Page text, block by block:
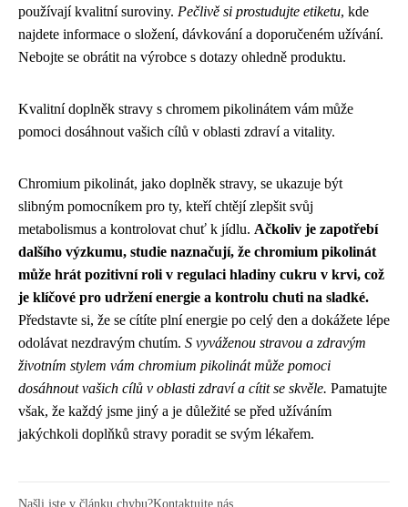
používají kvalitní suroviny. Pečlivě si prostudujte etiketu, kde
najdete informace o složení, dávkování a doporučeném užívání.
Nebojte se obrátit na výrobce s dotazy ohledně produktu.
Kvalitní doplněk stravy s chromem pikolinátem vám může
pomoci dosáhnout vašich cílů v oblasti zdraví a vitality.
Chromium pikolinát, jako doplněk stravy, se ukazuje být
slibným pomocníkem pro ty, kteří chtějí zlepšit svůj
metabolismus a kontrolovat chuť k jídlu. Ačkoliv je zapotřebí
dalšího výzkumu, studie naznačují, že chromium pikolinát
může hrát pozitivní roli v regulaci hladiny cukru v krvi, což
je klíčové pro udržení energie a kontrolu chuti na sladké.
Představte si, že se cítíte plní energie po celý den a dokážete lépe
odolávat nezdravým chutím. S vyváženou stravou a zdravým
životním stylem vám chromium pikolinát může pomoci
dosáhnout vašich cílů v oblasti zdraví a cítit se skvěle. Pamatujte
však, že každý jsme jiný a je důležité se před užíváním
jakýchkoli doplňků stravy poradit se svým lékařem.
Našli jste v článku chybu?Kontaktujte nás